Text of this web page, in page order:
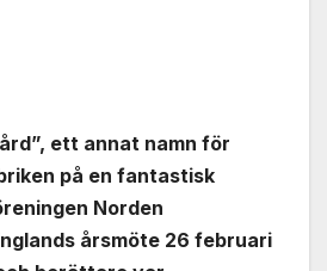
ett annat namn för
på en fantastisk
Norden
årsmöte 26 februari